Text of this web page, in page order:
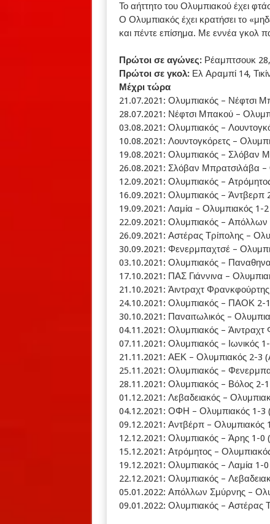
Το αήττητο του Ολυμπιακού έχει
Ο Ολυμπιακός έχει κρατήσει το
και πέντε επίσημα. Με εννέα γκολ
Πρώτοι σε αγώνες: Ρέαμπτσουκ
Πρώτοι σε γκολ: Ελ Αραμπί 14,
Μέχρι τώρα
21.07.2021: Ολυμπιακός – Νέφτσι
28.07.2021: Νέφτσι Μπακού –
03.08.2021: Ολυμπιακός –
10.08.2021: Λουντογκόρετς –
19.08.2021: Ολυμπιακός – Σλόβαν
26.08.2021: Σλόβαν Μπρατσιλάβα
12.09.2021: Ολυμπιακός –
16.09.2021: Ολυμπιακός – Άντβερπ
19.09.2021: Λαμία – Ολυμπιακός 1-
22.09.2021: Ολυμπιακός – Απόλλων
26.09.2021: Αστέρας Τρίπολης –
30.09.2021: Φενερμπαχτσέ –
03.10.2021: Ολυμπιακός –
17.10.2021: ΠΑΣ Γιάννινα –
21.10.2021: Άιντραχτ
24.10.2021: Ολυμπιακός – ΠΑΟΚ
30.10.2021: Παναιτωλικός –
04.11.2021: Ολυμπιακός –
07.11.2021: Ολυμπιακός – Ιωνικός
21.11.2021: ΑΕΚ – Ολυμπιακός 2-3
25.11.2021: Ολυμπιακός –
28.11.2021: Ολυμπιακός – Βόλος
01.12.2021: Λεβαδειακός –
04.12.2021: ΟΦΗ – Ολυμπιακός 1-3
09.12.2021: Αντβέρπ – Ολυμπιακός
12.12.2021: Ολυμπιακός – Άρης 1-0
15.12.2021: Ατρόμητος –
19.12.2021: Ολυμπιακός – Λαμία 1-
22.12.2021: Ολυμπιακός –
05.01.2022: Απόλλων Σμύρνης –
09.01.2022: Ολυμπιακός – Αστέρας